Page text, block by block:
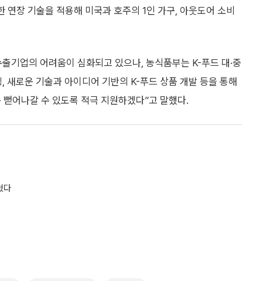
연장 기술을 적용해 미국과 호주의 1인 가구, 아웃도어 소비
기업의 어려움이 심화되고 있으나, 농식품부는 K-푸드 대·중
로운 기술과 아이디어 기반의 K-푸드 상품 개발 등을 통해
어나갈 수 있도록 적극 지원하겠다”고 말했다.
다